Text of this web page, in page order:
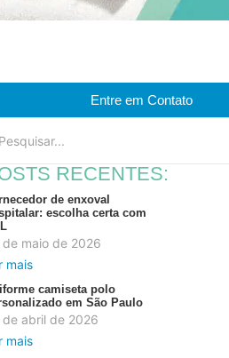
Entre em Contato
RECENTES:
de enxoval
escolha certa com
de maio de 2026
mais
camiseta polo
em São Paulo
de abril de 2026
mais